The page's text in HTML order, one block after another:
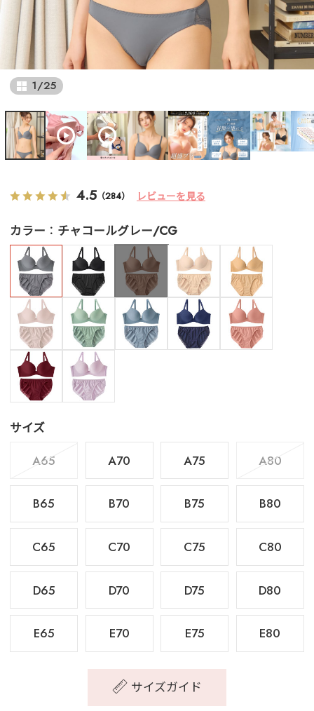
1/25
4.5 （284） レビューを見る
カラー チャコールグレー/CG
サイズ
A65
A70 A75 A80
B65 B70 B75 B80
C65 C70 C75 C80
D65 D70 D75 D80
E65 E70 E75 E80
サイズガイド